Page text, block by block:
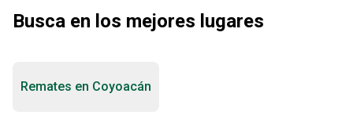
Busca en los mejores lugares
Remates en Coyoacán